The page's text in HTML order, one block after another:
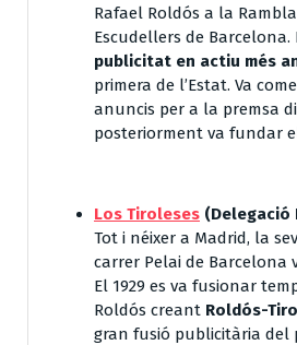
Rafael Roldós a la
Escudellers de Barcelona.
publicitat en actiu més
primera de l’Estat. Va
anuncis per a la premsa
posteriorment va fundar
Los Tiroleses (Delegació
Tot i néixer a Madrid, la
carrer Pelai de Barcelona
El 1929 es va fusionar
Roldós creant Roldós-
gran fusió publicitària del